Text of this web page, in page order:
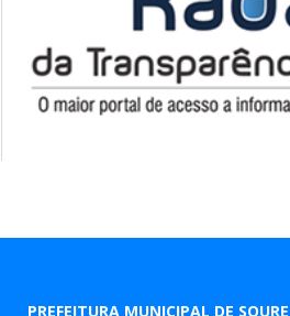
PREFEITURA MUNICIPAL DE SOURE